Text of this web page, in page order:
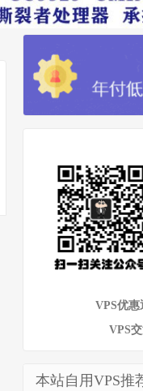
VPS优惠
VPS交
本站自用VPS推